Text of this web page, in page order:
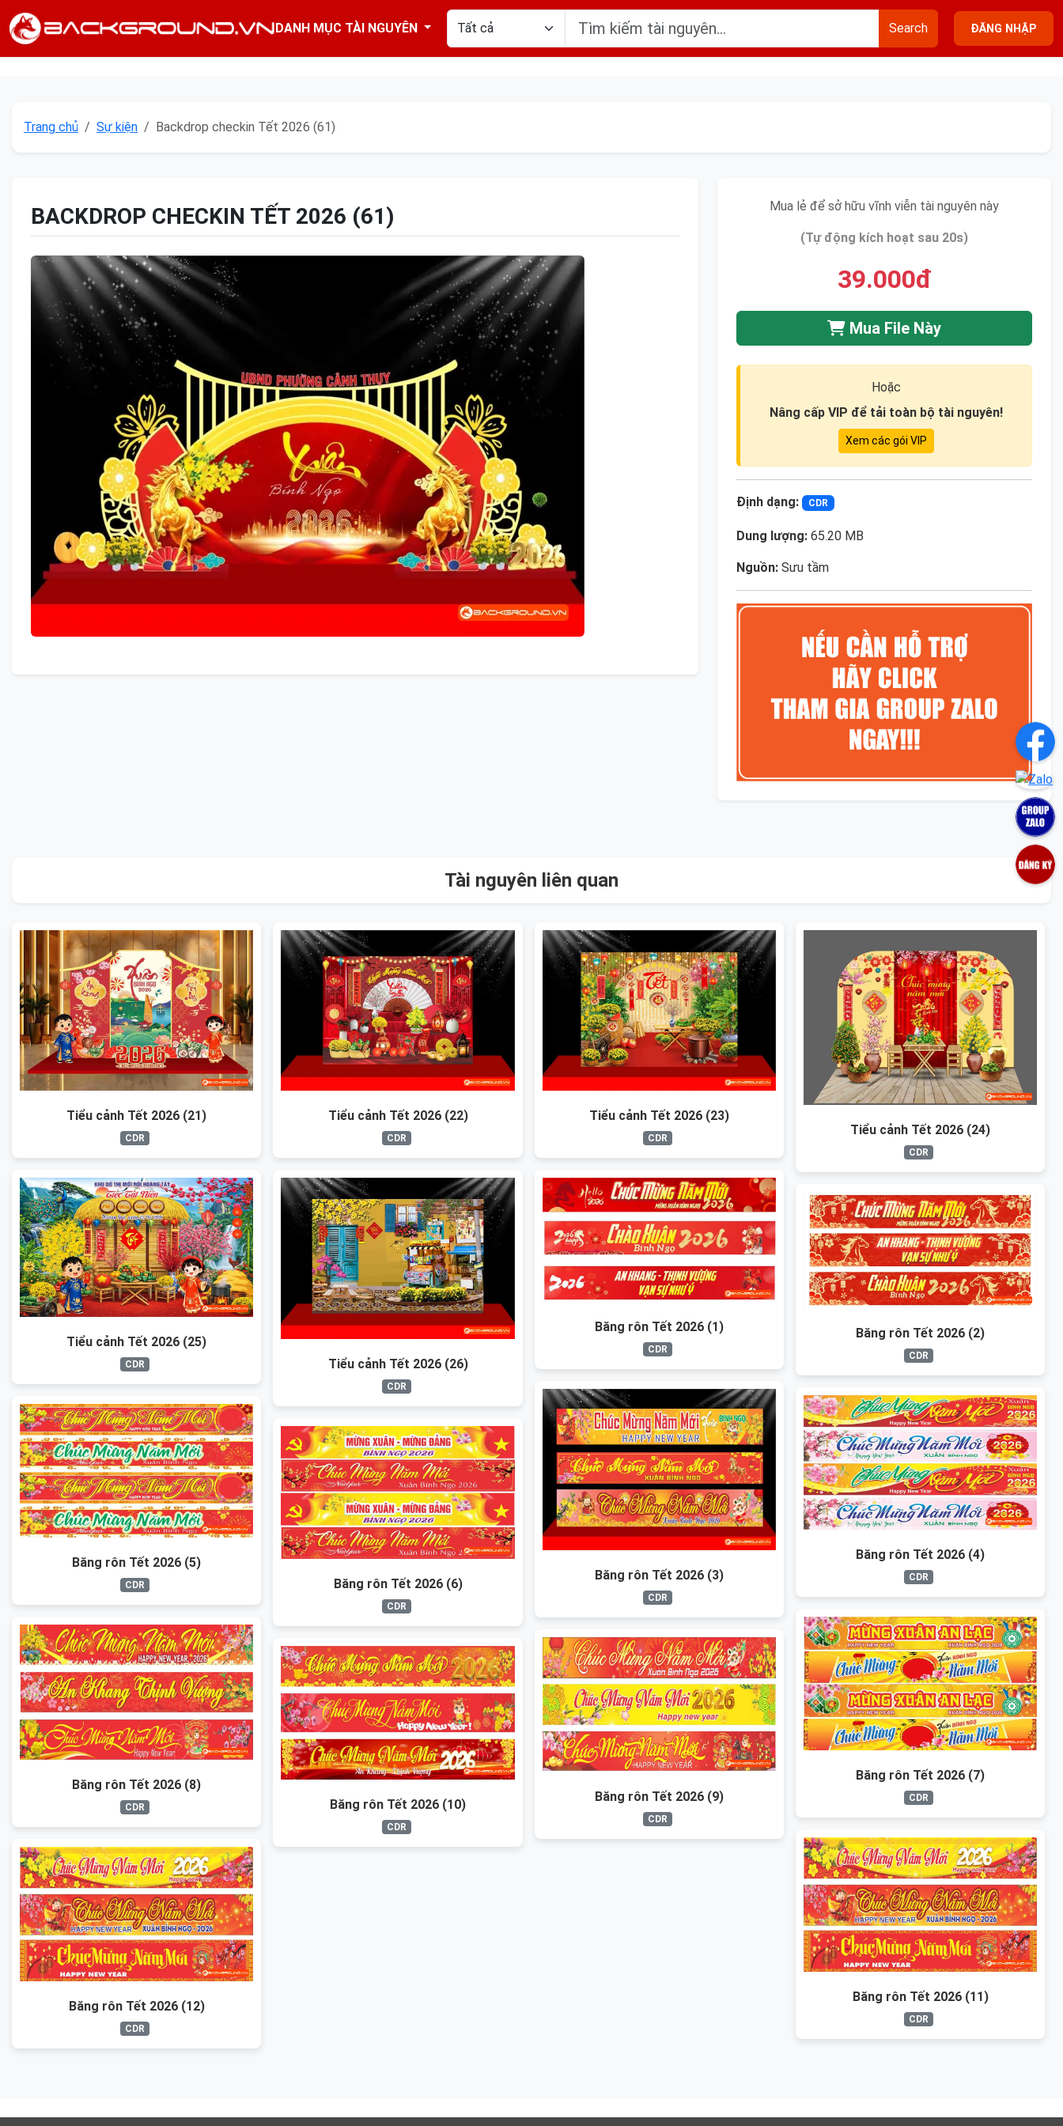
DANH MỤC TÀI NGUYÊN Search ĐĂNG NHẬP
Trang chủ Sự kiện Backdrop checkin Tết 2026 (61)
BACKDROP CHECKIN TẾT 2026 (61) Mua lẻ để sở hữu vĩnh viễn tài nguyên này
(Tự động kích hoạt sau 20s)
39.000đ
Mua File Này
Hoặc
Nâng cấp VIP để tải toàn bộ tài nguyên!
Xem các gói VIP
Định dạng: CDR
Dung lượng: 65.20 MB
Nguồn: Sưu tầm
Tài nguyên liên quan
Tiểu cảnh Tết 2026 (21)
CDR
Tiểu cảnh Tết 2026 (22)
CDR
Tiểu cảnh Tết 2026 (23)
CDR
Tiểu cảnh Tết 2026 (24)
CDR
Tiểu cảnh Tết 2026 (25)
CDR Tiểu cảnh Tết 2026 (26)
CDR
Băng rôn Tết 2026 (1)
CDR
Băng rôn Tết 2026 (2)
CDR
Băng rôn Tết 2026 (3)
CDR
Băng rôn Tết 2026 (4)
CDR
Băng rôn Tết 2026 (5)
CDR Băng rôn Tết 2026 (6)
CDR
Băng rôn Tết 2026 (7)
CDR
Băng rôn Tết 2026 (8)
CDR
Băng rôn Tết 2026 (9)
CDR
Băng rôn Tết 2026 (10)
CDR
Băng rôn Tết 2026 (11)
CDR
Băng rôn Tết 2026 (12)
CDR